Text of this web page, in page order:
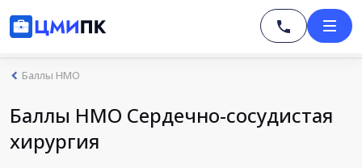
Баллы НМО
Баллы НМО Сердечно-сосудистая
хирургия